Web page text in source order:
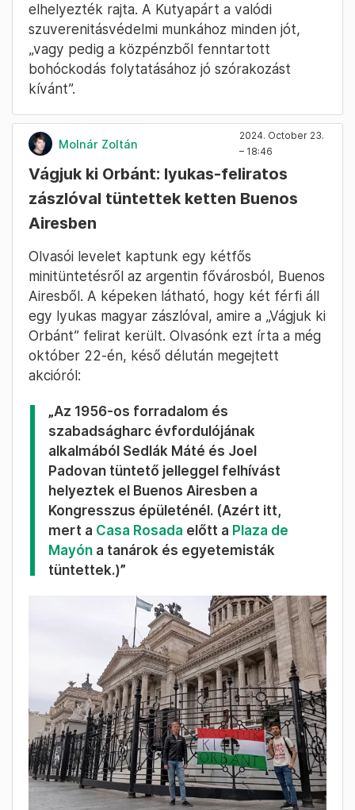
elhelyezték rajta. A Kutyapárt a valódi
szuverenitásvédelmi munkához minden jót,
„vagy pedig a közpénzből fenntartott
bohóckodás folytatásához jó szórakozást
kívánt”.
Molnár Zoltán
2024. October 23.
– 18:46
Vágjuk ki Orbánt: lyukas-feliratos
zászlóval tüntettek ketten Buenos
Airesben
Olvasói levelet kaptunk egy kétfős
minitüntetésről az argentin fővárosból, Buenos
Airesből. A képeken látható, hogy két férfi áll
egy lyukas magyar zászlóval, amire a „Vágjuk ki
Orbánt” felirat került. Olvasónk ezt írta a még
október 22-én, késő délután megejtett
akcióról:
„Az 1956-os forradalom és
szabadságharc évfordulójának
alkalmából Sedlák Máté és Joel
Padovan tüntető jelleggel felhívást
helyeztek el Buenos Airesben a
Kongresszus épületénél. (Azért itt,
mert a Casa Rosada előtt a Plaza de
Mayón a tanárok és egyetemisták
tüntettek.)”